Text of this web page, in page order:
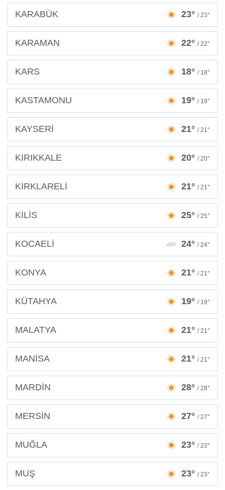
KARABÜK 23° / 23°
KARAMAN 22° / 22°
KARS 18° / 18°
KASTAMONU 19° / 19°
KAYSERİ 21° / 21°
KIRIKKALE 20° / 20°
KIRKLARELİ 21° / 21°
KİLİS 25° / 25°
KOCAELİ 24° / 24°
KONYA 21° / 21°
KÜTAHYA 19° / 19°
MALATYA 21° / 21°
MANİSA 21° / 21°
MARDİN 28° / 28°
MERSİN 27° / 27°
MUĞLA 23° / 23°
MUŞ 23° / 23°